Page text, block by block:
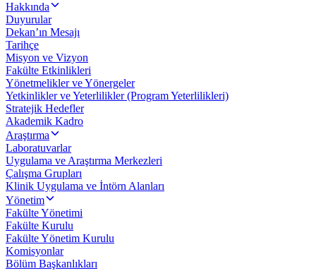
Hakkında
Duyurular
Dekan’ın Mesajı
Tarihçe
Misyon ve Vizyon
Fakülte Etkinlikleri
Yönetmelikler ve Yönergeler
Yetkinlikler ve Yeterlilikler (Program Yeterlilikleri)
Stratejik Hedefler
Akademik Kadro
Araştırma
Laboratuvarlar
Uygulama ve Araştırma Merkezleri
Çalışma Grupları
Klinik Uygulama ve İntörn Alanları
Yönetim
Fakülte Yönetimi
Fakülte Kurulu
Fakülte Yönetim Kurulu
Komisyonlar
Bölüm Başkanlıkları